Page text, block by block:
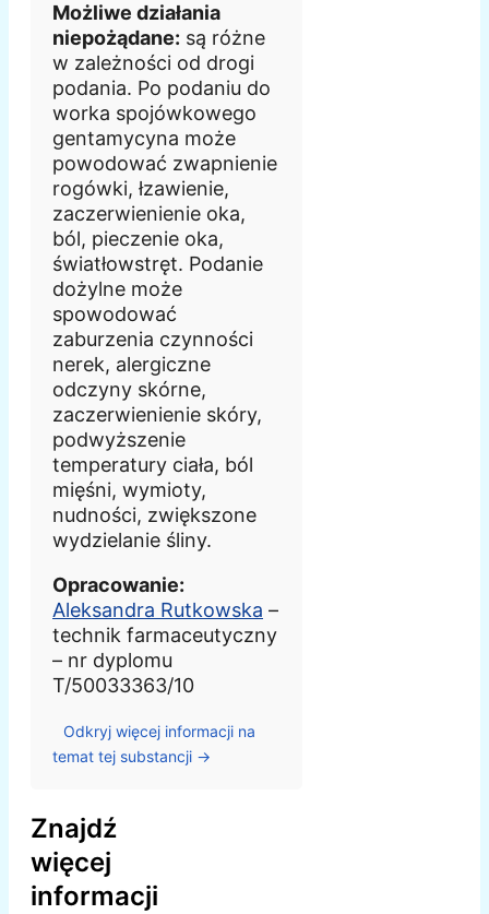
Możliwe działania
niepożądane: są różne
w zależności od drogi
podania. Po podaniu do
worka spojówkowego
gentamycyna może
powodować zwapnienie
rogówki, łzawienie,
zaczerwienienie oka,
ból, pieczenie oka,
światłowstręt. Podanie
dożylne może
spowodować
zaburzenia czynności
nerek, alergiczne
odczyny skórne,
zaczerwienienie skóry,
podwyższenie
temperatury ciała, ból
mięśni, wymioty,
nudności, zwiększone
wydzielanie śliny.
Opracowanie:
Aleksandra Rutkowska –
technik farmaceutyczny
– nr dyplomu
T/50033363/10
Odkryj więcej informacji na
temat tej substancji →
Znajdź
więcej
informacji